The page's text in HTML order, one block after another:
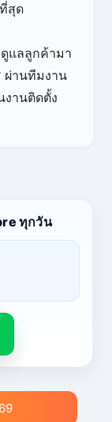
สุด
ดูแลลูกค้ามา
ผ่านทีมงาน
านติดตั้ง
ทุกวัน